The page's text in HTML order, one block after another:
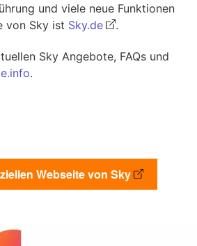
und viele neue Funktionen
von Sky ist Sky.de .
Sky Angebote, FAQs und
.
Webseite von Sky